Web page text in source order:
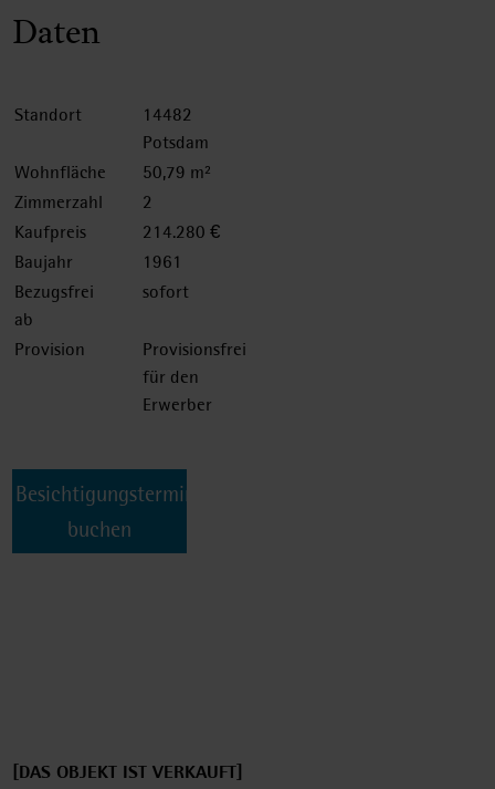
Daten
Standort
14482
Potsdam
Wohnfläche
50,79 m²
Zimmerzahl
2
Kaufpreis
214.280 €
Baujahr
1961
Bezugsfrei
ab
sofort
Provision
Provisionsfrei
für den
Erwerber
Besichtigungstermin
buchen
[DAS OBJEKT IST VERKAUFT]